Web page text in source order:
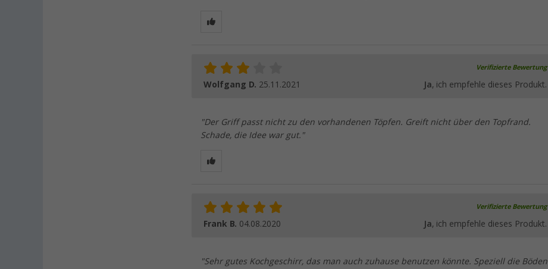
Verifizierte Bewertung
Wolfgang D. 25.11.2021 Ja, ich empfehle dieses Produkt.
"Der Griff passt nicht zu den vorhandenen Töpfen. Greift nicht über den Topfrand.
Schade, die Idee war gut."
Verifizierte Bewertung
Frank B. 04.08.2020 Ja, ich empfehle dieses Produkt.
"Sehr gutes Kochgeschirr, das man auch zuhause benutzen könnte. Speziell die Böden